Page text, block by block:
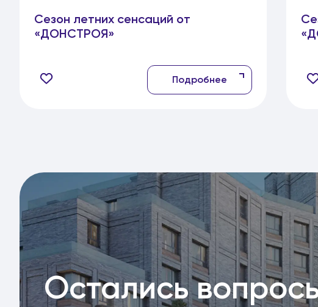
Сезон летних сенсаций от
«ДОНСТРОЯ»
Подробнее
Остались